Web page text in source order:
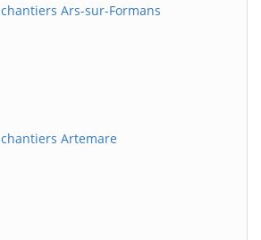
Ars-sur-Formans
Artemare